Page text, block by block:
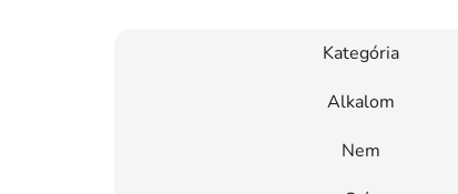
Kategória
Alkalom
Nem